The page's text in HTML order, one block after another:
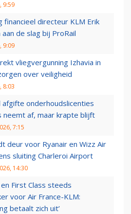
9:59
financieel directeur KLM Erik
aan de slag bij ProRail
9:09
vliegvergunning Izhavia in
over veiligheid
8:03
afgifte onderhoudslicenties
neemt af, maar krapte blijft
7:15
deur voor Ryanair en Wizz Air
sluiting Charleroi Airport
14:30
First Class steeds
voor Air France-KLM:
betaalt zich uit’